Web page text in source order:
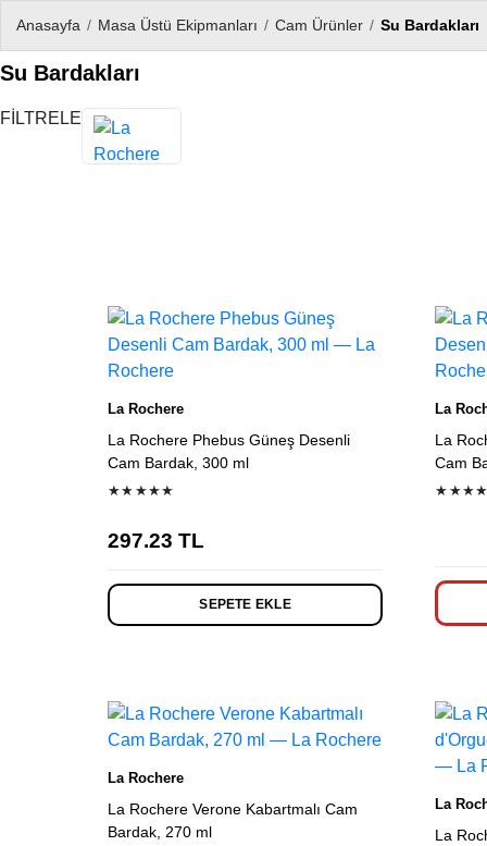
Anasayfa / Masa Üstü Ekipmanları / Cam Ürünler / Su Bardakları
Su Bardakları
FİLTRELE
Ürün listesi
La Rochere
La Rochere Phebus Güneş Desenli
Cam Bardak, 300 ml
★★★★★
297.23 TL
SEPETE EKLE
La
La
Cam
La Rochere
La Rochere Verone Kabartmalı Cam
Bardak, 270 ml
La
La